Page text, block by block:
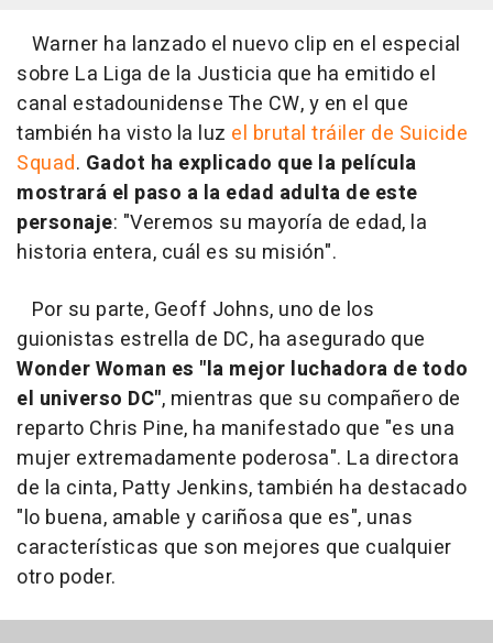
Warner ha lanzado el nuevo clip en el especial
sobre La Liga de la Justicia que ha emitido el
canal estadounidense The CW, y en el que
también ha visto la luz el brutal tráiler de Suicide
Squad. Gadot ha explicado que la película
mostrará el paso a la edad adulta de este
personaje: "Veremos su mayoría de edad, la
historia entera, cuál es su misión".
Por su parte, Geoff Johns, uno de los
guionistas estrella de DC, ha asegurado que
Wonder Woman es "la mejor luchadora de todo
el universo DC", mientras que su compañero de
reparto Chris Pine, ha manifestado que "es una
mujer extremadamente poderosa". La directora
de la cinta, Patty Jenkins, también ha destacado
"lo buena, amable y cariñosa que es", unas
características que son mejores que cualquier
otro poder.